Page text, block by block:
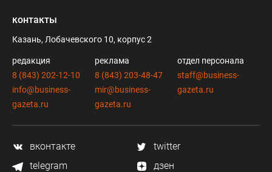
контакты
Казань, Лобачевского 10, корпус 2
редакция
8 (843) 202-12-10
info@business-
gazeta.ru
реклама
8 (843) 203-48-47
mir@business-
gazeta.ru
отдел персонала
staff@business-
gazeta.ru
вконтакте
twitter
telegram
дзен